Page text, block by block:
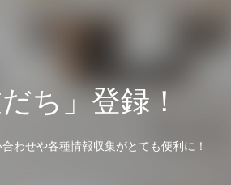
ち」登録！
わせや各種情報収集がとても便利に！